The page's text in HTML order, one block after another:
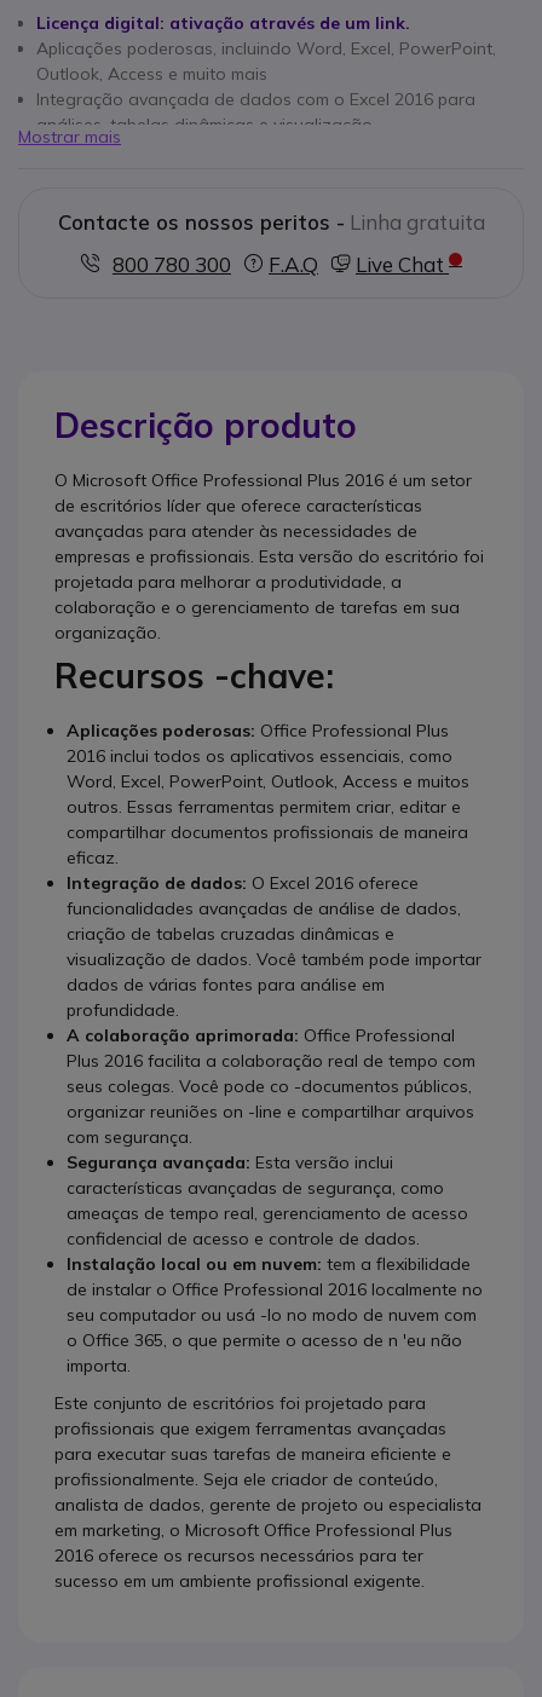
Licença digital: ativação através de um link.
Aplicações poderosas, incluindo Word, Excel, PowerPoint,
Outlook, Access e muito mais
Integração avançada de dados com o Excel 2016 para
análises, tabelas dinâmicas e visualização
Colaboração em tempo real facilitada com a coedição de
contra ameaças e gerenciamento de direitos de acesso
Flexibilidade de instalação local ou em modo de nuvem com
o Office 365
Mostrar mais
Contacte os nossos peritos - Linha gratuita
800 780 300
F.A.Q Live Chat
Descrição produto
O Microsoft Office Professional Plus 2016 é um setor
de escritórios líder que oferece características
avançadas para atender às necessidades de
empresas e profissionais. Esta versão do escritório foi
projetada para melhorar a produtividade, a
colaboração e o gerenciamento de tarefas em sua
organização.
Recursos -chave:
Aplicações poderosas: Office Professional Plus
2016 inclui todos os aplicativos essenciais, como
Word, Excel, PowerPoint, Outlook, Access e muitos
outros. Essas ferramentas permitem criar, editar e
compartilhar documentos profissionais de maneira
eficaz.
Integração de dados: O Excel 2016 oferece
funcionalidades avançadas de análise de dados,
criação de tabelas cruzadas dinâmicas e
visualização de dados. Você também pode importar
dados de várias fontes para análise em
profundidade.
A colaboração aprimorada: Office Professional
Plus 2016 facilita a colaboração real de tempo com
seus colegas. Você pode co -documentos públicos,
organizar reuniões on -line e compartilhar arquivos
com segurança.
Segurança avançada: Esta versão inclui
características avançadas de segurança, como
ameaças de tempo real, gerenciamento de acesso
confidencial de acesso e controle de dados.
Instalação local ou em nuvem: tem a flexibilidade
de instalar o Office Professional 2016 localmente no
seu computador ou usá -lo no modo de nuvem com
o Office 365, o que permite o acesso de n 'eu não
importa.
Este conjunto de escritórios foi projetado para
profissionais que exigem ferramentas avançadas
para executar suas tarefas de maneira eficiente e
profissionalmente. Seja ele criador de conteúdo,
analista de dados, gerente de projeto ou especialista
em marketing, o Microsoft Office Professional Plus
2016 oferece os recursos necessários para ter
sucesso em um ambiente profissional exigente.